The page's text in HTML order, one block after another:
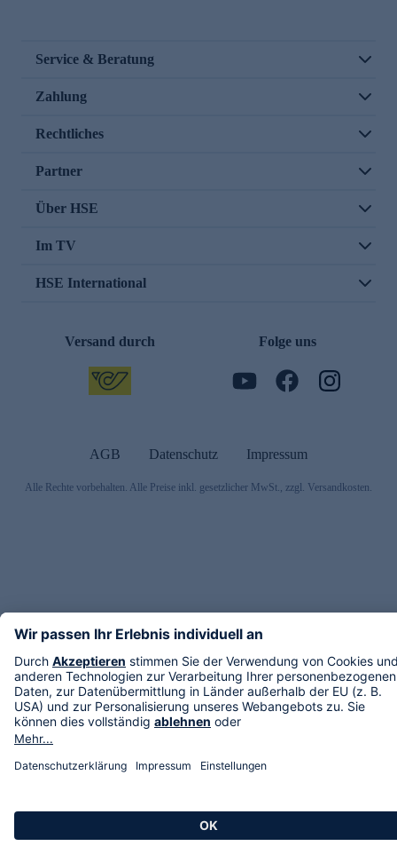
Service & Beratung
Zahlung
Rechtliches
Partner
Über HSE
Im TV
HSE International
Versand durch Folge uns
AGB Datenschutz Impressum
Alle Rechte vorbehalten. Alle Preise inkl. gesetzlicher MwSt., zzgl. Versandkosten.